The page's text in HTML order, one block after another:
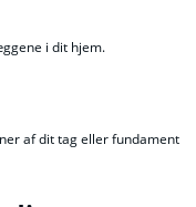
i dit hjem.
af dit tag eller fundament